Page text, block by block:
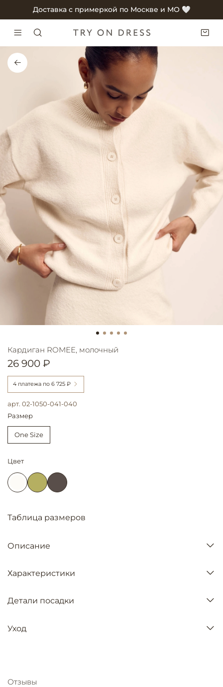
Доставка с примеркой по Москве и МО 🤍
арт. 02-1050-041-040
Кардиган ROMEE, молочный
26 900 ₽
4 платежа по 6 725 ₽
Размер
One Size
Цвет
Таблица размеров
Описание
Характеристики
Детали посадки
Уход
Отзывы